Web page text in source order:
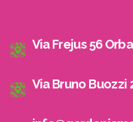
Via Frejus 56
Via Bruno Buozzi